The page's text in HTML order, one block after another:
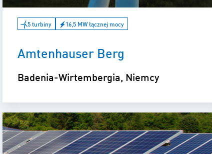
5 turbiny 16,5 MW łącznej mocy
Amtenhauser Berg
Badenia-Wirtembergia, Niemcy